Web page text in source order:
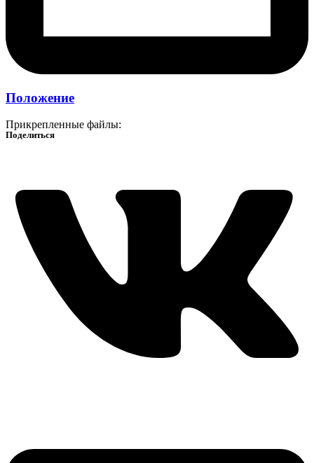
Положение
Прикрепленные файлы:
Поделиться